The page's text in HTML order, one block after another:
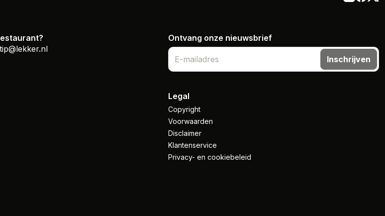
tip@lekker.nl
Ontvang onze nieuwsbrief
Inschrijven
Legal
Copyright
Voorwaarden
Disclaimer
Klantenservice
Privacy- en cookiebeleid